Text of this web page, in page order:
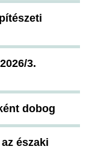
3.
dobog
északi